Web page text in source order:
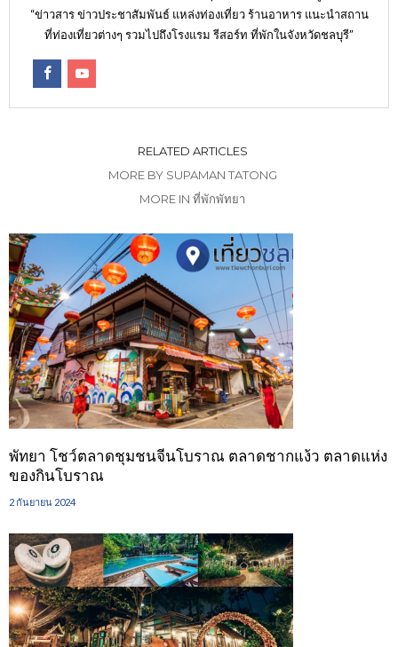
“ข่าวสาร ข่าวประชาสัมพันธ์ แหล่งท่องเที่ยว ร้านอาหาร แนะนำสถาน
ที่ท่องเที่ยวต่างๆ รวมไปถึงโรงแรม รีสอร์ท ที่พักในจังหวัดชลบุรี”
RELATED ARTICLES
MORE BY SUPAMAN TATONG
MORE IN ที่พักพัทยา
พัทยา โชว์ตลาดชุมชนจีนโบราณ ตลาดชากแง้ว ตลาดแห่ง
ของกินโบราณ
2 กันยายน 2024